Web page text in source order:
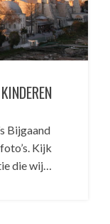
Bijgaand
Kijk
die wij…